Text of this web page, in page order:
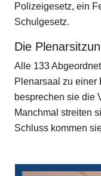
Polizeigesetz, ein
Schulgesetz.
Die
Alle 133
Plenarsaal zu einer
besprechen sie die
Manchmal streiten
Schluss kommen